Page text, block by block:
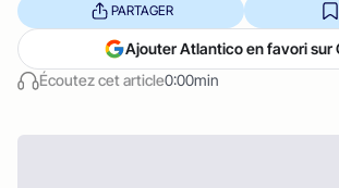
Écoutez cet article0:00min
PARTAGER
Ajouter Atlantico en favori sur